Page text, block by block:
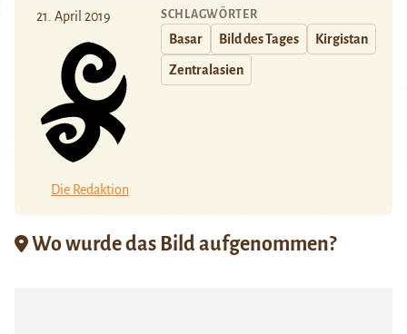
21. April 2019
Die Redaktion
SCHLAGWÖRTER
Basar Bild des Tages Kirgistan
Zentralasien
Wo wurde das Bild aufgenommen?